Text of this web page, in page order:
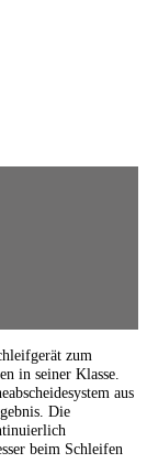
zum
in seiner Klasse.
aus
Die
beim Schleifen